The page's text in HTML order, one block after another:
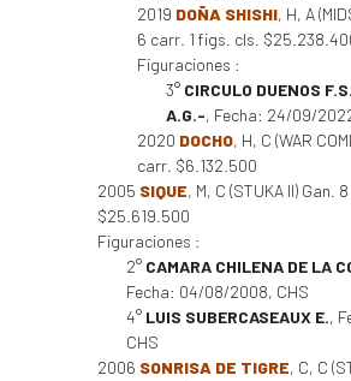
2019 DOÑA SHISHI, H, A
6 carr. 1 figs. cls.
Figuraciones :
3° CIRCULO DUENOS
A.G.-, Fecha: 24/09/
2020 DOCHO, H, C (WAR
carr. $6.132.500
2005 SIQUE, M, C (STUKA II) Gan.
$25.619.500
Figuraciones :
2° CAMARA CHILENA DE LA
Fecha: 04/08/2008, CHS
4° LUIS SUBERCASEAUX E.,
CHS
2006 SONRISA DE TIGRE, C, C